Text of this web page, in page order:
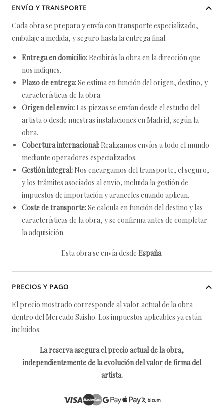
ENVÍO Y TRANSPORTE
Cada obra se prepara y envía con transporte especializado,
embalaje a medida, y seguro hasta la entrega final.
Entrega en domicilio: Recibirás la obra en la dirección que
nos indiques.
Plazo de entrega:Se estima en función del origen, destino, y
características de la obra.
Origen del envío: Las piezas se envían desde el estudio del
artista o desde nuestras instalaciones en Madrid, según la
obra.
Cobertura internacional: Realizamos envíos a todo el mundo
mediante operadores especializados.
Gestión integral: Nos encargamos del transporte, el seguro,
y los trámites asociados al envío, incluida la gestión de
impuestos de importación y aranceles cuando aplican.
Coste de transporte:Se calcula en función del destino y las
características de la obra, y se confirma antes de completar
la adquisición.
Esta obra se envía desde España.
PRECIOS Y PAGO
El precio mostrado corresponde al valor actual de la obra
dentro del Mercado Saisho. Los impuestos aplicables ya están
incluidos.
La reserva asegura el precio actual de la obra,
independientemente de la evolución del valor de firma del
artista.